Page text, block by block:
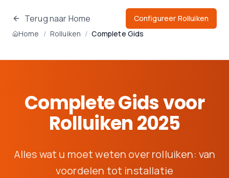
Terug naar Home
Configureer Rolluiken
Home / Rolluiken / Complete Gids
Complete Gids voor
Rolluiken 2025
Alles wat u moet weten over rolluiken: van
voordelen tot installatie